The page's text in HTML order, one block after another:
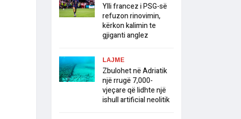
Ylli francez i PSG-së
refuzon rinovimin,
kërkon kalimin te
gjiganti anglez
LAJME
Zbulohet në Adriatik
një rrugë 7,000-
vjeçare që lidhte një
ishull artificial neolitik